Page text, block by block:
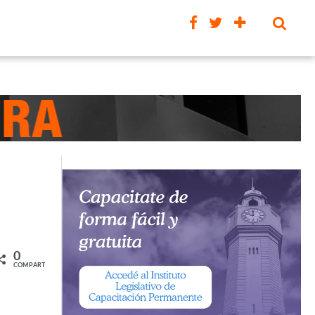
0
COMPARTIR